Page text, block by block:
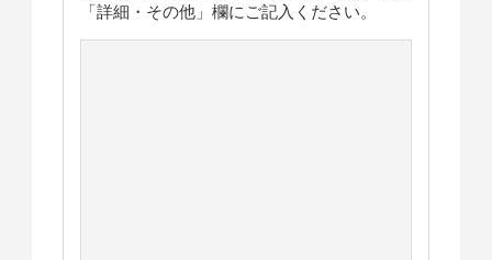
「詳細・その他」欄にご記入ください。